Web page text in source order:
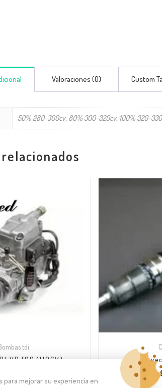
Valoraciones (0) Custom
50% 280-300cv, 80% 300-320cv, 100% 320-
tdi
VP (90/110CV)
para mejorar su experiencia en